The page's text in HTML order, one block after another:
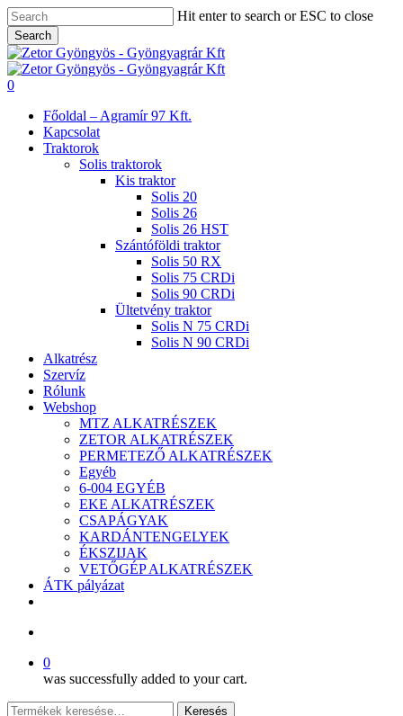
Skip
to
main
content
Hit enter to search or ESC to close
Search
Close
Search
search
0
Főoldal – Agramír 97 Kft.
Kapcsolat
Traktorok
Solis traktorok
Kis traktor
Solis 20
Solis 26
Solis 26 HST
Szántóföldi traktor
Solis 50 RX
Solis 75 CRDi
Solis 90 CRDi
Ültetvény traktor
Solis N 75 CRDi
Solis N 90 CRDi
Alkatrész
Szervíz
Rólunk
Webshop
MTZ ALKATRÉSZEK
ZETOR ALKATRÉSZEK
PERMETEZŐ ALKATRÉSZEK
Egyéb
6-004 EGYÉB
EKE ALKATRÉSZEK
CSAPÁGYAK
KARDÁNTENGELYEK
ÉKSZIJAK
VETŐGÉP ALKATRÉSZEK
ÁTK pályázat
0
was successfully added to your cart.
Keresés
Keresés